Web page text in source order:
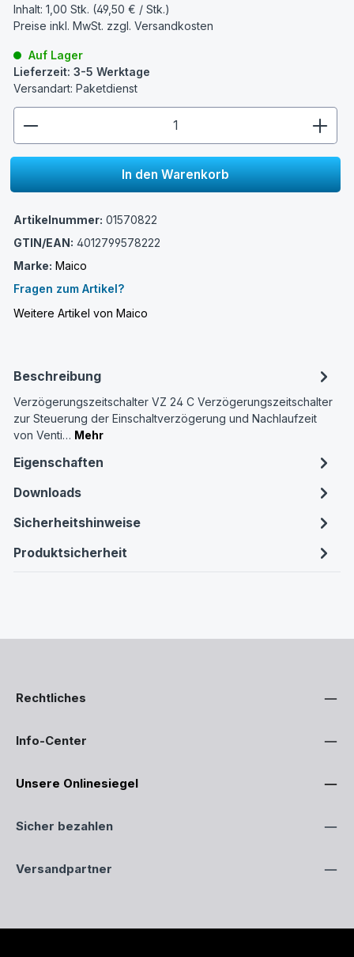
Inhalt: 1,00 Stk. (49,50 € / Stk.)
Preise inkl. MwSt. zzgl. Versandkosten
Auf Lager
Lieferzeit: 3-5 Werktage
Versandart: Paketdienst
In den Warenkorb
Artikelnummer: 01570822
GTIN/EAN: 4012799578222
Marke: Maico
Fragen zum Artikel?
Weitere Artikel von Maico
Beschreibung
Verzögerungszeitschalter VZ 24 C Verzögerungszeitschalter
zur Steuerung der Einschaltverzögerung und Nachlaufzeit
von Venti… Mehr
Eigenschaften
Downloads
Sicherheitshinweise
Produktsicherheit
Rechtliches
Info-Center
Unsere Onlinesiegel
Sicher bezahlen
Versandpartner